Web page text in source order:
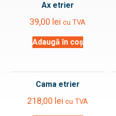
Ax etrier
39,00 lei cu TVA
Adaugă în coș
Cama etrier
218,00 lei cu TVA